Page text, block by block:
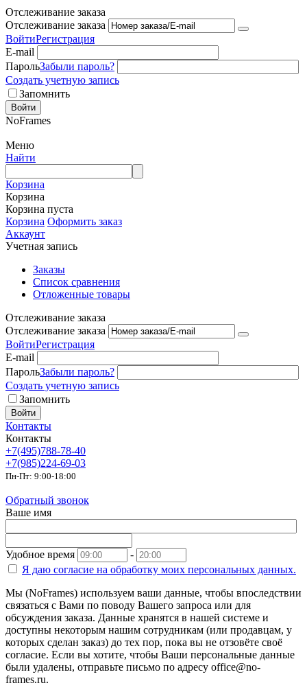
Отслеживание заказа
Отслеживание заказа
ВойтиРегистрация
E-mail
ПарольЗабыли пароль?
Создать учетную запись
Запомнить
Войти
NoFrames
Меню
Найти
Корзина
Корзина
Корзина пуста
Корзина Оформить заказ
Аккаунт
Учетная запись
Заказы
Список сравнения
Отложенные товары
Отслеживание заказа
Отслеживание заказа
ВойтиРегистрация
E-mail
ПарольЗабыли пароль?
Создать учетную запись
Запомнить
Войти
Контакты
Контакты
+7(495)788-78-40
+7(985)224-69-03
Пн-Пт: 9:00-18:00
Обратный звонок
Ваше имя
Удобное время
-
Я даю согласие на обработку моих персональных данных.
Мы (NoFrames) используем ваши данные, чтобы впоследствии
связаться с Вами по поводу Вашего запроса или для
обсуждения заказа. Данные хранятся в нашей системе и
доступны некоторым нашим сотрудникам (или продавцам, у
которых сделан заказ) до тех пор, пока вы не отзовёте своё
согласие. Если вы хотите, чтобы Ваши персональные данные
были удалены, отправьте письмо по адресу office@no-
frames.ru.